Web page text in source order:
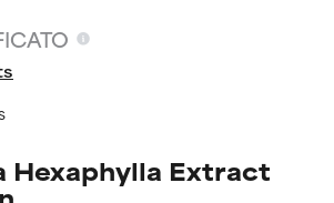
Hexaphylla Extract